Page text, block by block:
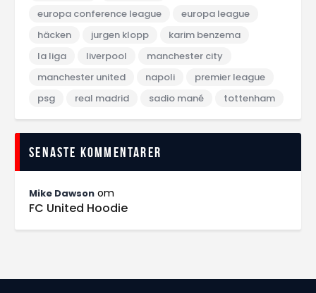
europa conference league
europa league
häcken
jurgen klopp
karim benzema
la liga
liverpool
manchester city
manchester united
napoli
premier league
psg
real madrid sadio mané tottenham
Senaste kommentarer
Mike Dawson om
FC United Hoodie